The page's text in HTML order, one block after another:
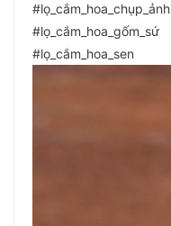
#lọ_cắm_hoa_chụp_ảnh
#lọ_cắm_hoa_gốm_sứ
#lọ_cắm_hoa_sen